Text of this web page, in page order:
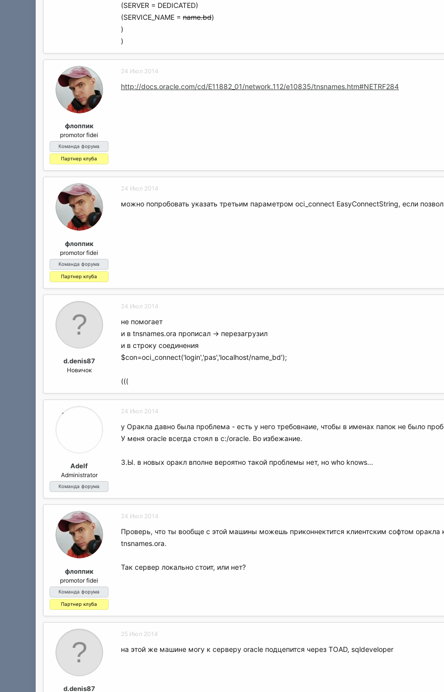
(SERVER = DEDICATED)
(SERVICE_NAME = name.bd)
)
)
флоппик
promotor fidei
Команда форума
Партнер клуба
24 Июл 2014
http://docs.oracle.com/cd/E11882_01/network.112/e10835/tnsnames.htm#NETRF284
флоппик
promotor fidei
Команда форума
Партнер клуба
24 Июл 2014
можно попробовать указать третьим параметром oci_connect EasyConnectString, если
d.denis87
Новичок
24 Июл 2014
не помогает
и в tnsnames.ora прописал -> перезагрузил
и в строку соединения
$con=oci_connect('login','pas','localhost/name_bd');
(((
Adelf
Administrator
Команда форума
24 Июл 2014
у Оракла давно была проблема - есть у него требовнаие, чтобы в именах папок не было
У меня oracle всегда стоял в c:/oracle. Во избежание.
З.Ы. в новых оракл вполне вероятно такой проблемы нет, но who knows...
флоппик
promotor fidei
Команда форума
Партнер клуба
24 Июл 2014
Проверь, что ты вообще с этой машины можешь приконнектится клиентским софтом оракла
tnsnames.ora.
Так сервер локально стоит, или нет?
d.denis87
25 Июл 2014
на этой же машине могу к серверу oracle подцепится через TOAD, sqldeveloper